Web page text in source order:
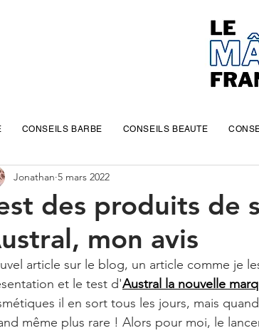
des produits de
mon avis
Jonathan 5 mars 2022
article sur le blog, un article comme je
et le test d'Austral la nouvelle
il en sort tous les jours, mais
même plus rare ! Alors pour moi, le
CONSEILS BARBE CONSEILS BEAUTE